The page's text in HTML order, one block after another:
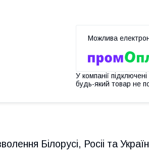
У компанії
будь-який товар не
Білорусі, Росіі та